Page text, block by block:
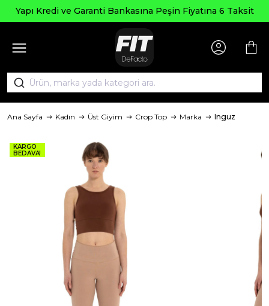
ve Garanti Bankasına Peşin Fiyatına 6 Taksit
Ana Sayfa Kadın Üst Giyim Crop Top Marka Inguz
KARGO
BEDAVA!